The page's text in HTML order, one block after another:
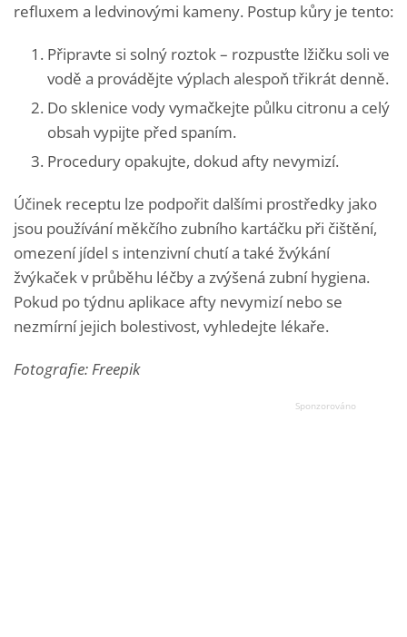
refluxem a ledvinovými kameny. Postup kůry je tento:
Připravte si solný roztok – rozpusťte lžičku soli ve
vodě a provádějte výplach alespoň třikrát denně.
Do sklenice vody vymačkejte půlku citronu a celý
obsah vypijte před spaním.
Procedury opakujte, dokud afty nevymizí.
Účinek receptu lze podpořit dalšími prostředky jako
jsou používání měkčího zubního kartáčku při čištění,
omezení jídel s intenzivní chutí a také žvýkání
žvýkaček v průběhu léčby a zvýšená zubní hygiena.
Pokud po týdnu aplikace afty nevymizí nebo se
nezmírní jejich bolestivost, vyhledejte lékaře.
Fotografie: Freepik